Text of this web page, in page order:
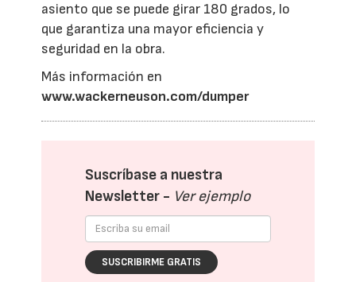
asiento que se puede girar 180 grados, lo
que garantiza una mayor eficiencia y
seguridad en la obra.
Más información en
www.wackerneuson.com/dumper
Suscríbase a nuestra
Newsletter - Ver ejemplo
SUSCRIBIRME GRATIS